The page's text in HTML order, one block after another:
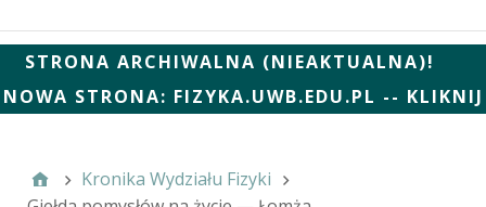
STRONA ARCHIWALNA (NIEAKTUALNA)!
NOWA STRONA: FIZYKA.UWB.EDU.PL -- KLIKNIJ
Kronika Wydziału Fizyki